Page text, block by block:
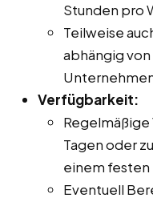
Stunden pro
Teilweise
abhängig
Verfügbarkeit:
Tagen oder
einem festen
Eventuell